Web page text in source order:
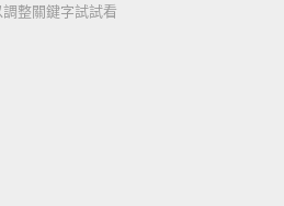
調整關鍵字試試看